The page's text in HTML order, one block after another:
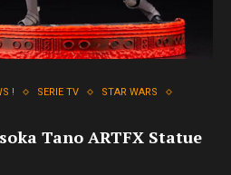
! SERIE TV
STAR WARS
Tano ARTFX Statue